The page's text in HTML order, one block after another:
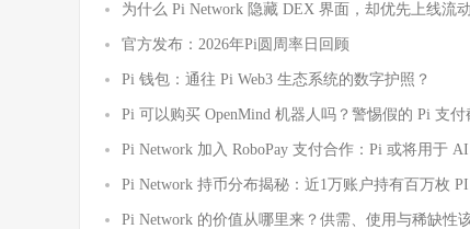
为什么 Pi Network 隐藏 DEX 界面，却优先上线流
官方发布：2026年Pi圆周率日回顾
Pi 钱包：通往 Pi Web3 生态系统的数字护照？
Pi 可以购买 OpenMind 机器人吗？警惕假的 Pi 支
Pi Network 加入 RoboPay 支付合作：Pi 或将用于
Pi Network 持币分布揭秘：近1万账户持有百万枚
Pi Network 的价值从哪里来？供需、使用与稀缺性